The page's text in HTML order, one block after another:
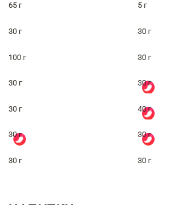
65 г 5 г
30 г 30 г
100 г 30 г
30 г 30 г
30 г 40 г
30 г 30 г
30 г 30 г